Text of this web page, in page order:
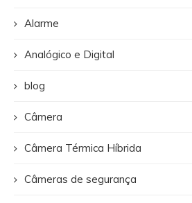
Alarme
Analógico e Digital
blog
Câmera
Câmera Térmica Híbrida
Câmeras de segurança